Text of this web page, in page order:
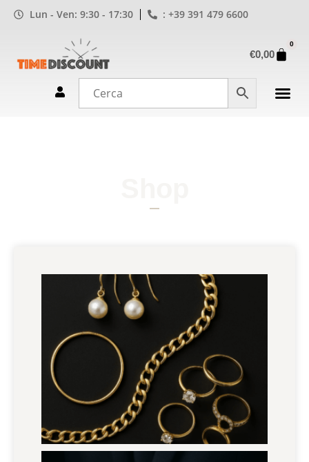
Lun - Ven: 9:30 - 17:30 : +39 391 479 6600
€0,00
0